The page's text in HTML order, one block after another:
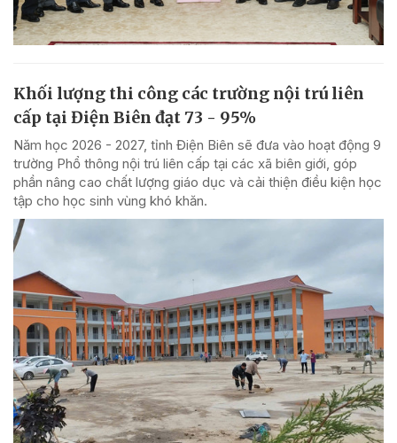
Khối lượng thi công các trường nội trú liên
cấp tại Điện Biên đạt 73 - 95%
Năm học 2026 - 2027, tỉnh Điện Biên sẽ đưa vào hoạt động 9
trường Phổ thông nội trú liên cấp tại các xã biên giới, góp
phần nâng cao chất lượng giáo dục và cải thiện điều kiện học
tập cho học sinh vùng khó khăn.